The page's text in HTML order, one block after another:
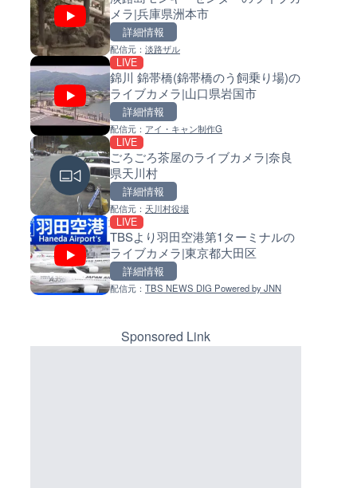
マーカーをクリックするとラ
イブカメラの詳細が表示されま
メラ|兵庫県洲本市
詳細情報
配信元： 淡路ザル
LIVE
錦川 錦帯橋(錦帯橋のう飼乗り場)の
ライブカメラ|山口県岩国市
詳細情報
配信元： アイ・キャン制作G
LIVE
ごろごろ茶屋のライブカメラ|奈良
県天川村
詳細情報
配信元： 天川村役場
LIVE
TBSより羽田空港第1ターミナルの
ライブカメラ|東京都大田区
詳細情報
配信元： TBS NEWS DIG Powered by JNN
長野県道45号 扇沢・駐車場付
ライブカメラ|長野県大町市
配信元：
国道406号 鬼無里のライブカ
手結港(YASU海の駅クラブ)の
ブカメラ|高知県香南市
配信元：YASU海の駅CLUB
チェンジのライブカメラ|静岡
殿場市
詳細情報
導目木川 花立砂防堰堤下流の
ブカメラ|福岡県朝倉市
配信元：
常呂川 鹿ノ子ダムのライブカ
天塩川 岩尾内ダムのライブカ
北海道士別市
配信元：国土交通省 北海道開発局
ラ|東京都品川区
詳細情報
Sponsored Link